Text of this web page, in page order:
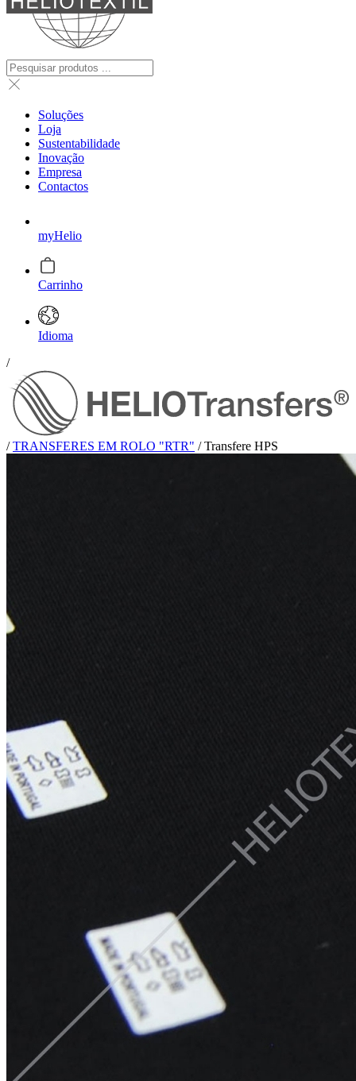
Soluções
Loja
Sustentabilidade
Inovação
Empresa
Contactos
myHelio
Carrinho
Idioma
/
/ TRANSFERES EM ROLO "RTR" / Transfere HPS